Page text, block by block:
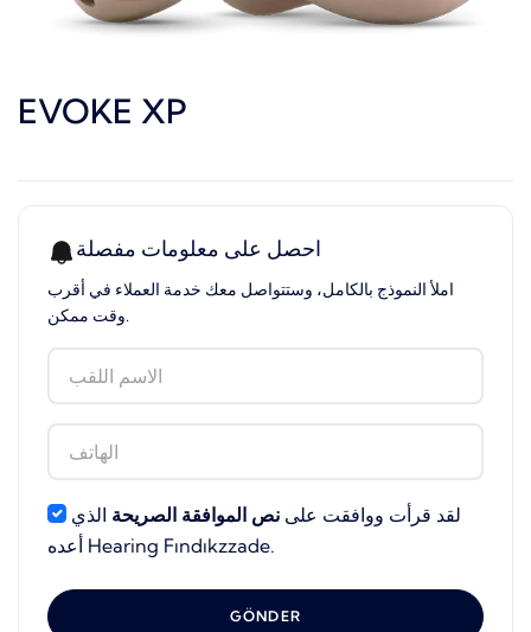
EVOKE XP
احصل على معلومات مفصلة
املأ النموذج بالكامل، وستتواصل معك خدمة العملاء في أقرب
وقت ممكن.
لقد قرأت ووافقت على نص الموافقة الصريحة الذي
أعده Hearing Fındıkzzade.
GÖNDER